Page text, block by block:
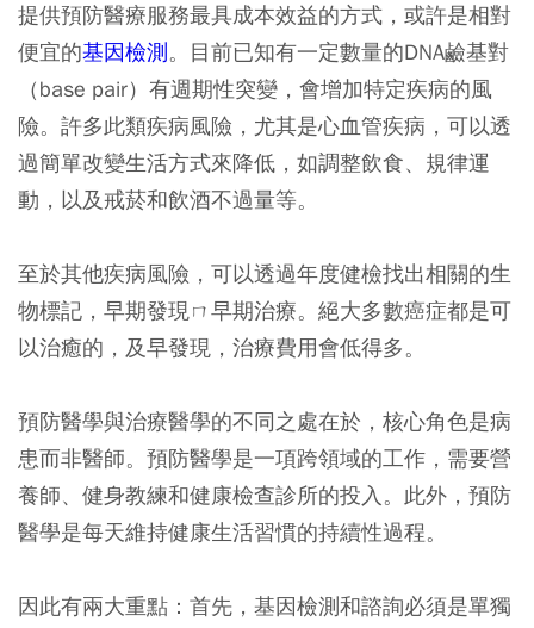
提供預防醫療服務最具成本效益的方式，或許是相對
便宜的基因檢測。目前已知有一定數量的DNA鹼基對
（base pair）有週期性突變，會增加特定疾病的風
險。許多此類疾病風險，尤其是心血管疾病，可以透
過簡單改變生活方式來降低，如調整飲食、規律運
動，以及戒菸和飲酒不過量等。
至於其他疾病風險，可以透過年度健檢找出相關的生
物標記，早期發現ㄇ早期治療。絕大多數癌症都是可
以治癒的，及早發現，治療費用會低得多。
預防醫學與治療醫學的不同之處在於，核心角色是病
患而非醫師。預防醫學是一項跨領域的工作，需要營
養師、健身教練和健康檢查診所的投入。此外，預防
醫學是每天維持健康生活習慣的持續性過程。
因此有兩大重點：首先，基因檢測和諮詢必須是單獨